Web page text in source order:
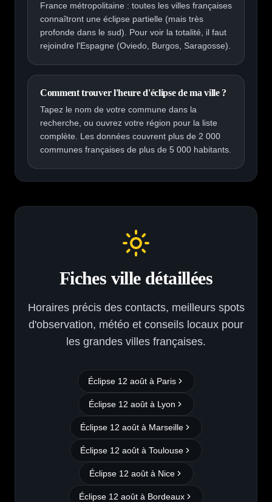
France métropolitaine : toutes les villes françaises
connaîtront une éclipse partielle (mais très
profonde dans le sud). Pour voir la totalité, il faut
rejoindre l'Espagne (Oviedo, Burgos, Saragosse).
Comment trouver l'heure d'éclipse de ma ville ?
Tapez le nom de votre commune dans la
recherche, ou ouvrez votre région pour la liste
complète. Les données couvrent plus de 2 000
communes françaises de plus de 5 000 habitants.
Fiches ville détaillées
Horaires précis des contacts, meilleurs spots
d'observation, météo et conseils locaux pour
les grandes villes françaises.
Éclipse 12 août à Paris
Éclipse 12 août à Lyon
Éclipse 12 août à Marseille
Éclipse 12 août à Toulouse
Éclipse 12 août à Nice
Éclipse 12 août à Bordeaux